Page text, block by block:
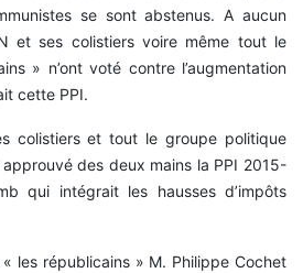
se sont abstenus. A aucun
et ses colistiers voire même tout le
» n’ont voté contre l’augmentation
cette PPI.
colistiers et tout le groupe politique
des deux mains la PPI 2015-
qui intégrait les hausses d’impôts
les républicains » M. Philippe Cochet